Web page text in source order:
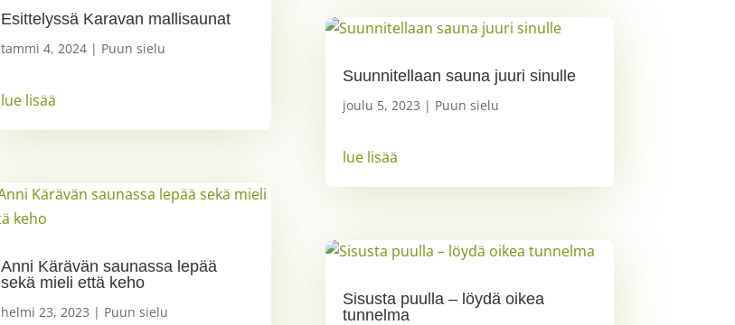
Esittelyssä Karavan mallisaunat
tammi 4, 2024| Puun sielu
lue lisää
Anni Kärävän saunassa lepää
sekä mieli että keho
helmi 23, 2023 | Puun sielu
Suunnitellaan sauna juuri sinulle
joulu 5, 2023 | Puun sielu
lue lisää
Sisusta puulla – löydä oikea
tunnelma